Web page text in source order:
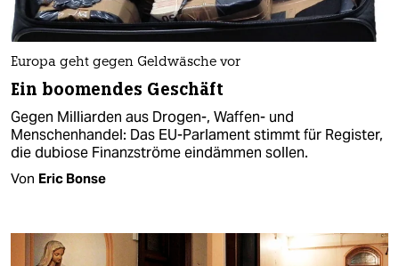
Europa geht gegen Geldwäsche vor
Ein boomendes Geschäft
Gegen Milliarden aus Drogen-, Waffen- und
Menschenhandel: Das EU-Parlament stimmt für Register,
die dubiose Finanzströme eindämmen sollen.
Von Eric Bonse